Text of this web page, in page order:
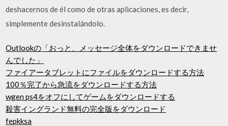
deshacernos de él como de otras aplicaciones, es decir,
simplemente desinstalándolo.
Outlookの「おっと、メッセージ全体をダウンロードできませ
んでした」
ファイアータブレットにファイルをダウンロードする方法
100％完了から急流をダウンロードする方法
wgen ps4をオフにしてゲームをダウンロードする
殺害イングランド無料の完全版をダウンロード
fepkksa